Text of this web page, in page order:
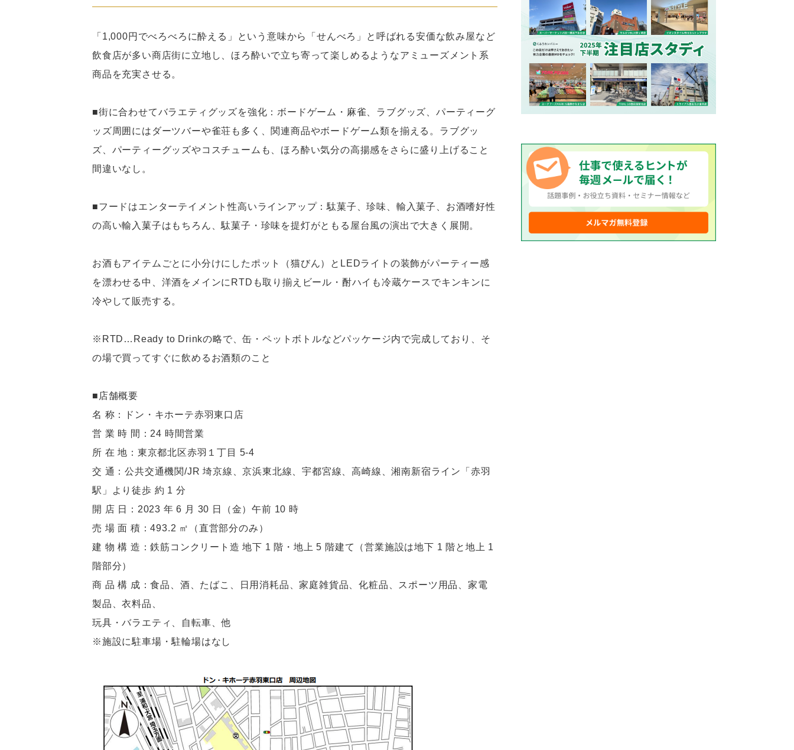
「1,000円でべろべろに酔える」という意味から「せんべろ」と呼ばれる安価な飲み屋など
飲食店が多い商店街に立地し、ほろ酔いで立ち寄って楽しめるようなアミューズメント系
商品を充実させる。
■街に合わせてバラエティグッズを強化：ボードゲーム・麻雀、ラブグッズ、パーティーグ
ッズ周囲にはダーツバーや雀荘も多く、関連商品やボードゲーム類を揃える。ラブグッ
ズ、パーティーグッズやコスチュームも、ほろ酔い気分の高揚感をさらに盛り上げること
間違いなし。
■フードはエンターテイメント性高いラインアップ：駄菓子、珍味、輸入菓子、お酒嗜好性
の高い輸入菓子はもちろん、駄菓子・珍味を提灯がともる屋台風の演出で大きく展開。
お酒もアイテムごとに小分けにしたポット（猫びん）とLEDライトの装飾がパーティー感
を漂わせる中、洋酒をメインにRTDも取り揃えビール・酎ハイも冷蔵ケースでキンキンに
冷やして販売する。
※RTD…Ready to Drinkの略で、缶・ペットボトルなどパッケージ内で完成しており、そ
の場で買ってすぐに飲めるお酒類のこと
■店舗概要
名 称：ドン・キホーテ赤羽東口店
営 業 時 間：24 時間営業
所 在 地：東京都北区赤羽１丁目 5-4
交 通：公共交通機関/JR 埼京線、京浜東北線、宇都宮線、高崎線、湘南新宿ライン「赤羽
駅」より徒歩 約 1 分
開 店 日：2023 年 6 月 30 日（金）午前 10 時
売 場 面 積：493.2 ㎡（直営部分のみ）
建 物 構 造：鉄筋コンクリート造 地下 1 階・地上 5 階建て（営業施設は地下 1 階と地上 1
階部分）
商 品 構 成：食品、酒、たばこ、日用消耗品、家庭雑貨品、化粧品、スポーツ用品、家電
製品、衣料品、
玩具・バラエティ、自転車、他
※施設に駐車場・駐輪場はなし